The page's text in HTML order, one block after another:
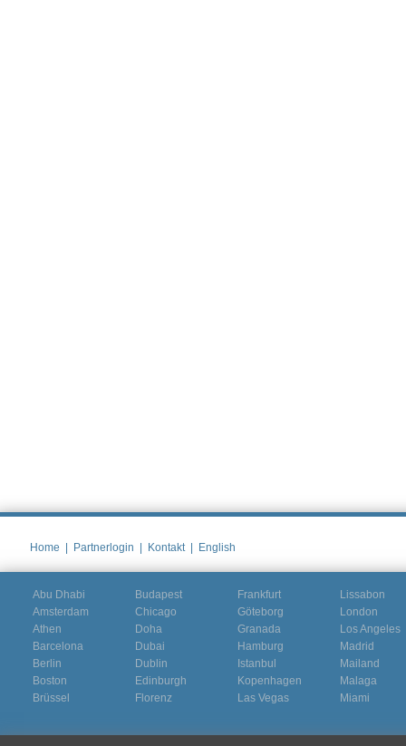
Home Partnerlogin Kontakt English
Abu Dhabi
Amsterdam
Athen
Barcelona
Berlin
Boston
Brüssel
Budapest
Chicago
Doha
Dubai
Dublin
Edinburgh
Florenz
Frankfurt
Göteborg
Granada
Hamburg
Istanbul
Kopenhagen
Las Vegas
Lissabon
London
Los Angeles
Madrid
Mailand
Malaga
Miami